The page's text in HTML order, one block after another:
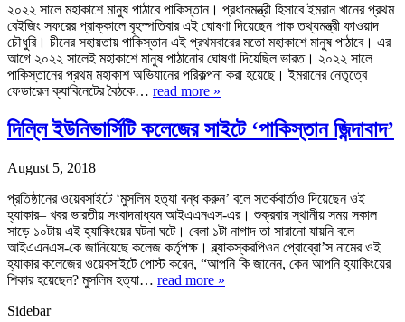
২০২২ সালে মহাকাশে মানুষ পাঠাবে পাকিস্তান। প্রধানমন্ত্রী হিসাবে ইমরান খানের প্রথম
বেইজিং সফরের প্রাক্কালে বৃহস্পতিবার এই ঘোষণা দিয়েছেন পাক তথ্যমন্ত্রী ফাওয়াদ
চৌধুরি। চীনের সহায়তায় পাকিস্তান এই প্রথমবারের মতো মহাকাশে মানুষ পাঠাবে। এর
আগে ২০২২ সালেই মহাকাশে মানুষ পাঠানোর ঘোষণা দিয়েছিল ভারত। ২০২২ সালে
পাকিস্তানের প্রথম মহাকাশ অভিযানের পরিকল্পনা করা হয়েছে। ইমরানের নেতৃত্বে
ফেডারেল ক্যাবিনেটের বৈঠকে… read more »
দিল্লি ইউনিভার্সিটি কলেজের সাইটে ‘পাকিস্তান জিন্দাবাদ’
August 5, 2018
প্রতিষ্ঠানের ওয়েবসাইটে ‘মুসলিম হত্যা বন্ধ করুন’ বলে সতর্কবার্তাও দিয়েছেন ওই
হ্যাকার– খবর ভারতীয় সংবাদমাধ্যম আইএএনএস-এর। শুক্রবার স্থানীয় সময় সকাল
সাড়ে ১০টায় এই হ্যাকিংয়ের ঘটনা ঘটে। বেলা ১টা নাগাদ তা সারানো যায়নি বলে
আইএএনএস-কে জানিয়েছে কলেজ কর্তৃপক্ষ। ব্ল্যাকস্করপিওন প্রোব্রো’স নামের ওই
হ্যাকার কলেজের ওয়েবসাইটে পোস্ট করেন, “আপনি কি জানেন, কেন আপনি হ্যাকিংয়ের
শিকার হয়েছেন? মুসলিম হত্যা… read more »
Sidebar